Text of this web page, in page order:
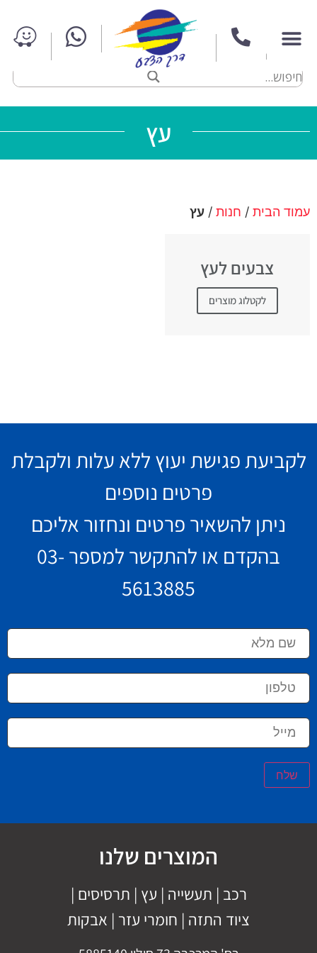
עץ
עמוד הבית / חנות / עץ
צבעים לעץ
לקטלוג מוצרים
לקביעת פגישת יעוץ ללא עלות ולקבלת
פרטים נוספים
ניתן להשאיר פרטים ונחזור אליכם
בהקדם או להתקשר למספר 03-
5613885
שלח
המוצרים שלנו
רכב | תעשייה | עץ | תרסיסים |
ציוד התזה | חומרי עזר | אבקות